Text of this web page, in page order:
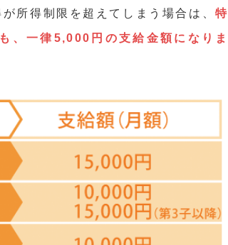
所得制限を超えてしまう場合は、特
、一律5,000円の支給金額になりま